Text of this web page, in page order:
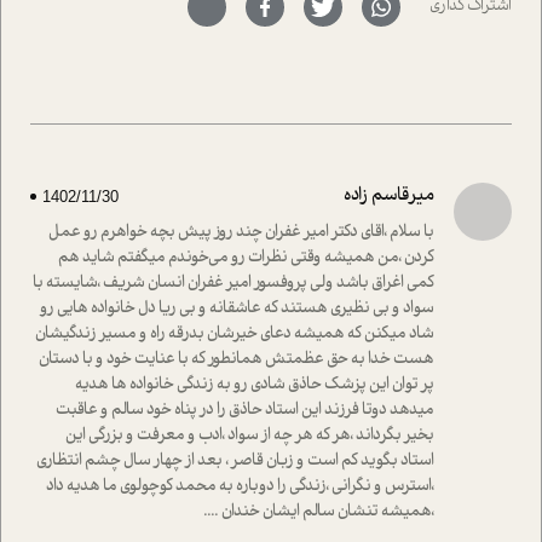
با رکاب زدن در بیش از هفتاد کشور و کاشتن درخت، به نماد
ای که به زندگی شگفت انگیز جین گودال و تاثیرات کاوش های
واقعی در ارتباط با اختلال شخصیت اسکزوئید و مشکلات و نیز
راهکارهای حل آن قرار می دهد که در اتاق درمان اتفاق افتاده
است.در فصل پایانی زیر ذره بین نیز همکاران ما تلاش کرده
اند تا در کنار مطالب سرگرمی و انگیزشی، شما را با بهترین و
موثرترین راهکارهای استفاده از هوش مصنوعی در حوزه های
مختلف کسب و کار آشنا کنند.
اشتراک گذاری
میرقاسم زاده 1402/11/30
با سلام ،اقای دکتر امیر غفران چند روز پیش بچه خواهرم رو عمل
کردن ،من همیشه وقتی نظرات رو می‌خوندم میگفتم شاید هم
کمی اغراق باشد ولی پروفسور امیر غفران انسان شریف ،شایسته با
سواد و بی نظیری هستند که عاشقانه و بی ریا دل خانواده هایی رو
شاد میکنن که همیشه دعای خیرشان بدرقه راه و مسیر زندگیشان
هست خدا به حق عظمتش همانطور که با عنایت خود و با دستان
پر توان این پزشک حاذق شادی رو به زندگی خانواده ها هدیه
میدهد دوتا فرزند این استاد حاذق را در پناه خود سالم و عاقبت
بخیر بگرداند ،هر که هر چه از سواد ،ادب و معرفت و بزرگی این
استاد بگوید کم است و زبان قاصر ، بعد از چهار سال چشم انتظاری
،استرس و نگرانی ،زندگی را دوباره به محمد کوچولوی ما هدیه داد
،همیشه تنشان سالم ایشان خندان ....